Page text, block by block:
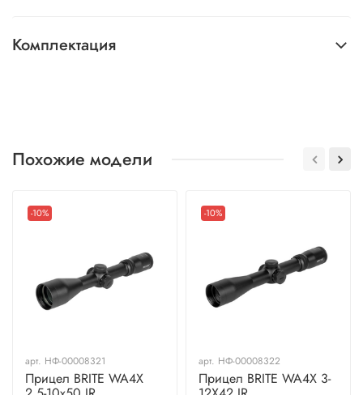
Комплектация
Похожие модели
-10%
арт. НФ-00008321
Прицел BRITE WA4X
-10%
арт. НФ-00008322
Прицел BRITE WA4X 3-